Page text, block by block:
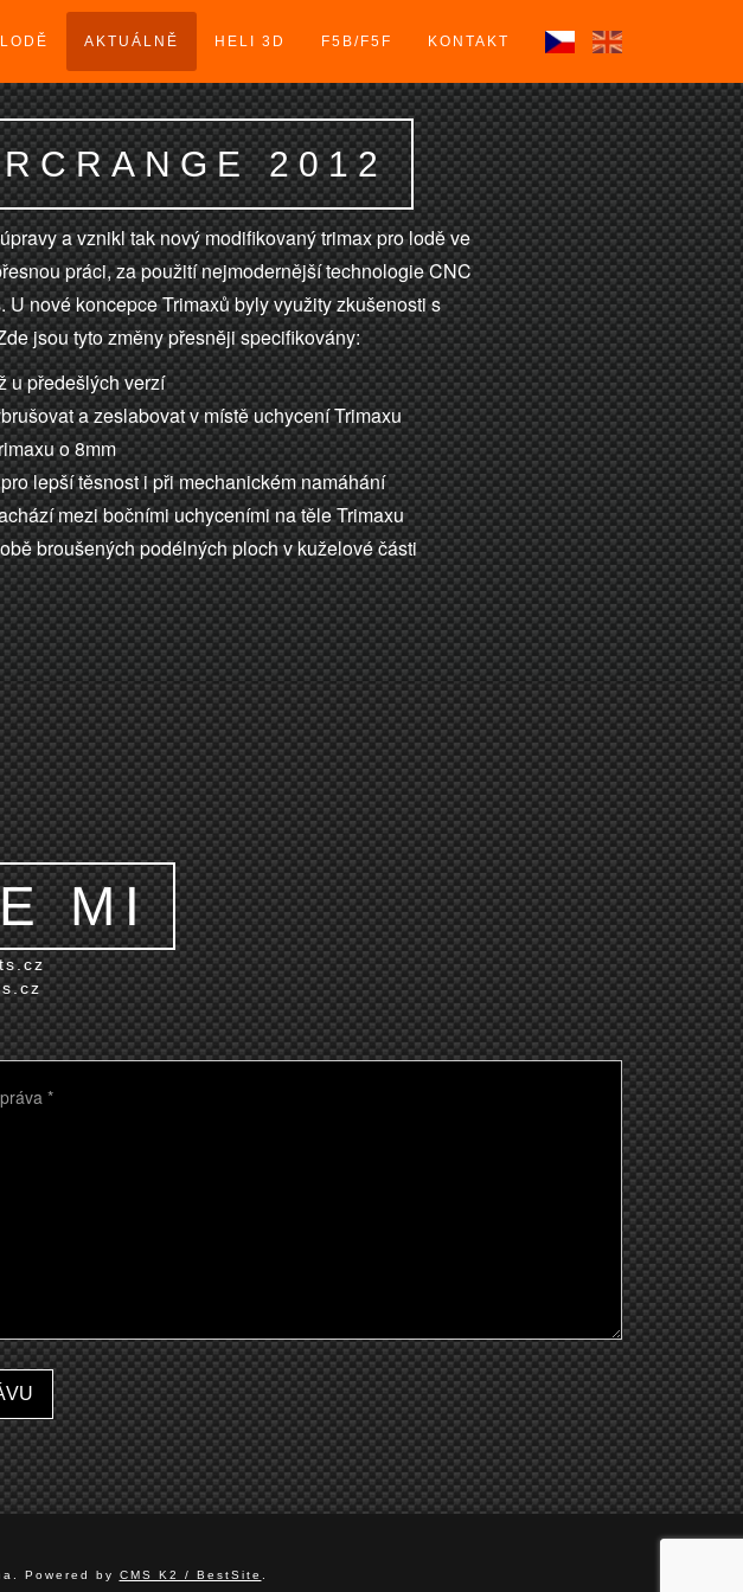
LODĚ AKTUÁLNĚ HELI 3D F5B/F5F KONTAKT
2012
a vznikl tak nový modifikovaný trimax pro lodě ve
práci, za použití nejmodernější technologie CNC
nové koncepce Trimaxů byly využity zkušenosti s
jsou tyto změny přesněji specifikovány:
u předešlých verzí
a zeslabovat v místě uchycení Trimaxu
o 8mm
lepší těsnost i při mechanickém namáhání
mezi bočními uchyceními na těle Trimaxu
broušených podélných ploch v kuželové části
MI
Powered by CMS K2 / BestSite